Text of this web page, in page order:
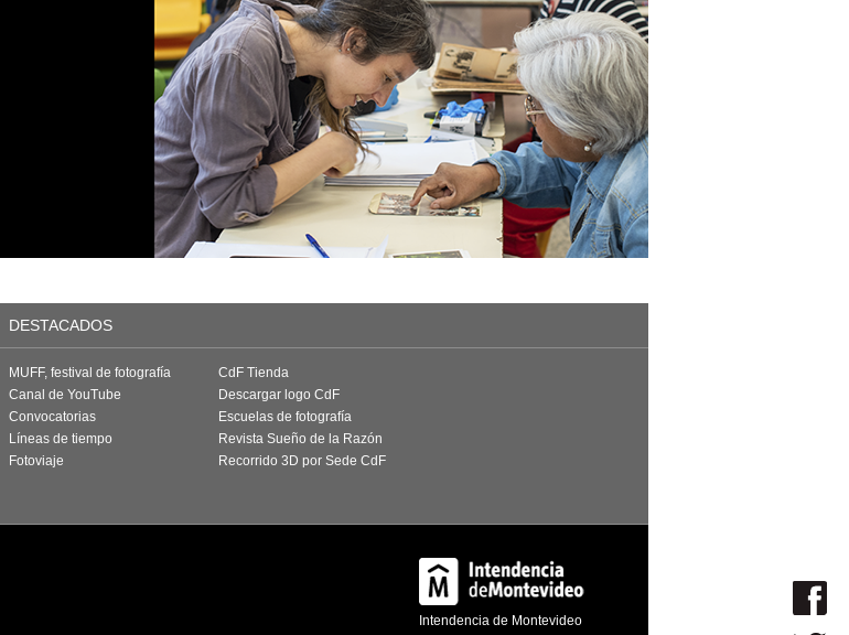
DESTACADOS
MUFF, festival de fotografía
Canal de YouTube
Convocatorias
Líneas de tiempo
Fotoviaje
CdF Tienda
Descargar logo CdF
Escuelas de fotografía
Revista Sueño de la Razón
Recorrido 3D por Sede CdF
Intendencia de Montevideo